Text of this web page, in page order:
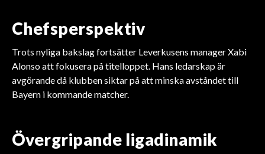
Chefsperspektiv
Trots nyliga bakslag fortsätter Leverkusens manager Xabi
Alonso att fokusera på titelloppet. Hans ledarskap är
avgörande då klubben siktar på att minska avståndet till
Bayern i kommande matcher.
Övergripande ligadinamik